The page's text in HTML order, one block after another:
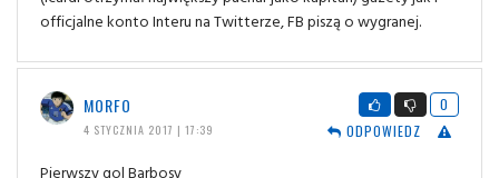
officjalne konto Interu na Twitterze, FB piszą o wygranej.
MORFO
4 STYCZNIA 2017 | 17:39
0
ODPOWIEDZ
Pierwszy gol Barbosy